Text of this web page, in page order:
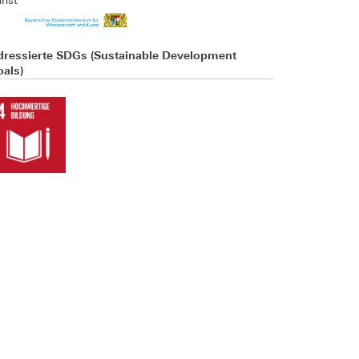
SDGs (Sustainable Development